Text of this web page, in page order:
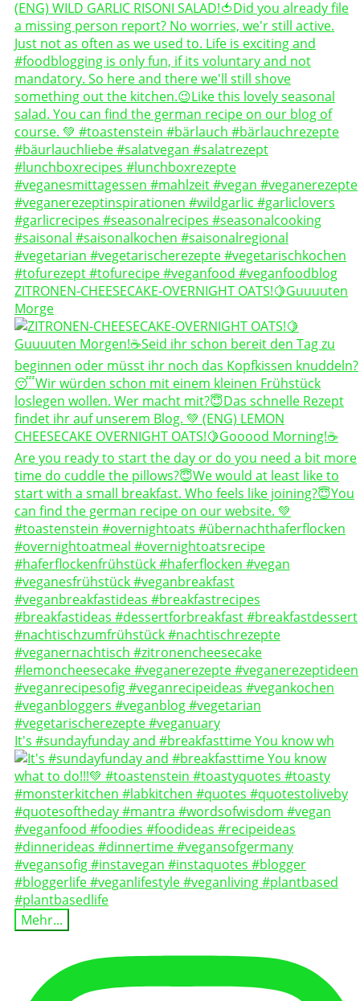
ZITRONEN-CHEESECAKE-OVERNIGHT OATS!🍋Guuuuten
Morge
It's #sundayfunday and #breakfasttime You know wh
Mehr...